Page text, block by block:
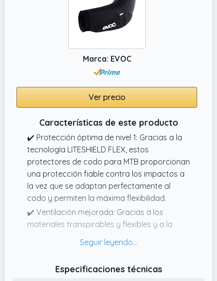
Marca: EVOC
Ver precio
Características de este producto
✔️ Protección óptima de nivel 1: Gracias a la
tecnología LITESHIELD FLEX, estos
protectores de codo para MTB proporcionan
una protección fiable contra los impactos a
la vez que se adaptan perfectamente al
codo y permiten la máxima flexibilidad.
✔️ Ventilación mejorada: Gracias a los
materiales transpirables y flexibles y a la
circulares y afelpados, estos protectores de
evitar el sobrecalentamiento.
Especificaciones técnicas